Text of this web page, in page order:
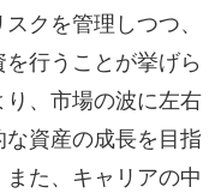
クを管理しつつ、
行うことが挙げら
、市場の波に左右
な資産の成長を目指
た、キャリアの中